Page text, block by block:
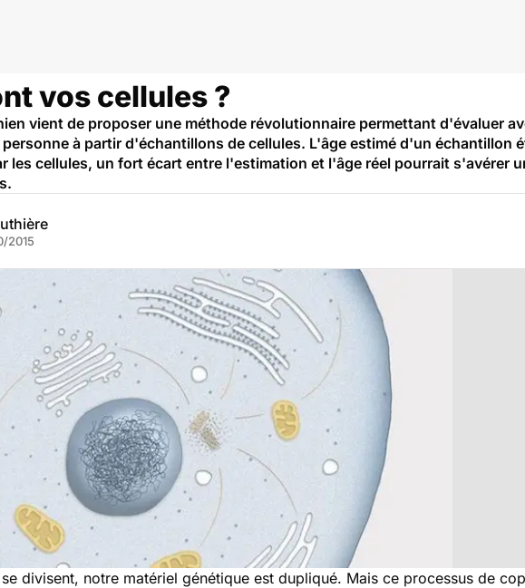
vos cellules ?
vient de proposer une méthode révolutionnaire permettant d'évaluer
à partir d'échantillons de cellules. L'âge estimé d'un échantillon
les cellules, un fort écart entre l'estimation et l'âge réel pourrait s'avérer
2015
divisent, notre matériel génétique est dupliqué. Mais ce processus de